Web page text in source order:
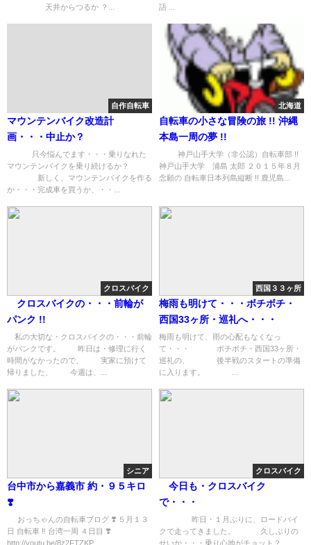
天井からつるか ？...
語 ...
自作自転車
マウンテンバイク改造計
画・・・中止か？
只今悩んでます・・・乗りなれた
マウンテンバイクを乗り続けるか？
新しく、マウンテンバイクを作る
か・・・完成車を買うか、・・...
北海道
自転車の小さな冒険の旅 !! 沖縄
本島一周の夢 !!
神戸山手大学（非公認）自転車部 !!
神戸山手大学 浦島 太郎 ２０１５年８月
念願の 自転車日本列島縦断 !! 鹿児島...
クロスバイク
クロスバイクの・・・前輪が
パンク !!
私の大切な・クロスバイクの・・・前輪
がパンクです。 昨日は・修理に行く
時間がなかったので、 実家に預けて
帰りました、 今週は、...
西国３３ヶ所
梅雨も明けて・・・ボチボチ・
西国33ヶ所・巡礼へ・・・
梅雨も明けて、雨の心配もなくなっ
て・・・ ボチボチ・西国33ヶ所・
巡礼の、 後半戦のスタートの準備
に入ります。 ...
シニア
台中市から嘉義市 約・９５キロ
❣️
おっちゃんの自転車ブログ ❣️ ５月１３
日 自転車 ‼︎ 台湾一周 ４日目 ❣️
http://youtu.be/8z2FTZKP...
クロスバイク
今日も・クロスバイク
で・・・
昨日・１月ぶりに、ロードバイ
クで走ってきました。 久しぶりの
せいか・・・乗り心地がチョット？